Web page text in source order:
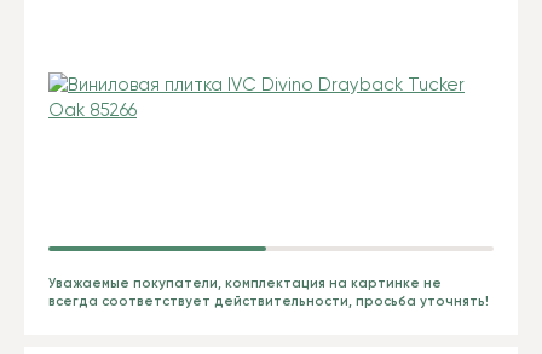
Уважаемые покупатели, комплектация на картинке не
всегда соответствует действительности, просьба уточнять!